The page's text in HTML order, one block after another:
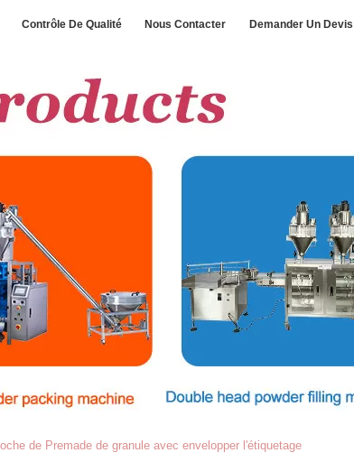
Contrôle De Qualité Nous Contacter Demander Un Devis
de Premade de granule avec envelopper l'étiquetage